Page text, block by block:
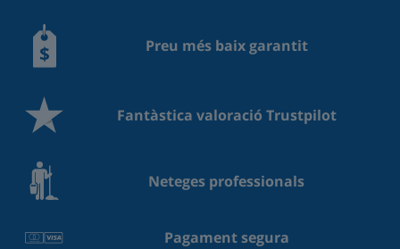
Preu més baix garantit
Fantàstica valoració Trustpilot
Neteges professionals
Pagament segura